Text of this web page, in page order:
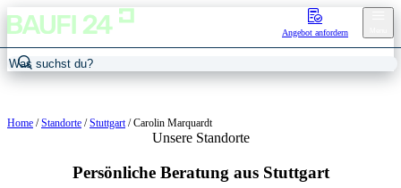
Angebot anfordern
Home /Standorte /Stuttgart/Carolin Marquardt
Unsere Standorte
Persönliche Beratung aus Stuttgart